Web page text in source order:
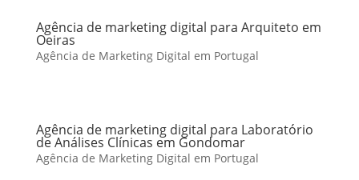
Agência de marketing digital para Arquiteto em
Oeiras
Agência de Marketing Digital em Portugal
Agência de marketing digital para Laboratório
de Análises Clínicas em Gondomar
Agência de Marketing Digital em Portugal